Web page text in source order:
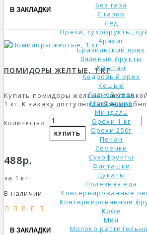
Без газа
С газом
Лёд
Орехи, сухофрукты,
Арахис
Бразильский орех
Вяленые фрукты
Каштан
Кедровый орех
Кешью
Лесной орех
Макадамия
Миндаль
Орехи 1 кг
Орехи 250г
Пекан
Семечки
Сухофрукты
Фисташки
Цукаты
Полезная еда
Консервированные
Консервированные
Кофе
Мед
Молоко
В ЗАКЛАДКИ
ПОМИДОРЫ ЖЕЛТЫЕ, 1 КГ
Купить помидоры желтые с
1 кг. К заказу доступно любое
Количество
КУПИТЬ
488р.
за 1 кг.
В наличии
В ЗАКЛАДКИ